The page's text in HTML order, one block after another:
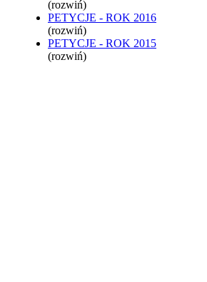
(rozwiń)
PETYCJE - ROK 2016
(rozwiń)
PETYCJE - ROK 2015
(rozwiń)